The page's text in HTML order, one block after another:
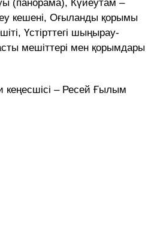
(панорама), Күйеутам –
кешені, Оғыланды қорымы
Үстірттегі шыңырау-
мешіттері мен қорымдары
– Ресей Ғылым